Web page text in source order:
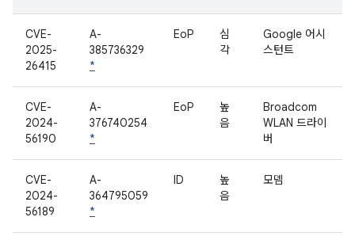
CVE-
2025-
26415
A-
385736329
*
EoP
심
각
Google 어시
스턴트
CVE-
2024-
56190
A-
376740254
*
EoP
높
음
Broadcom
WLAN 드라이
버
CVE-
2024-
56189
A-
364795059
*
ID
높
음
모뎀